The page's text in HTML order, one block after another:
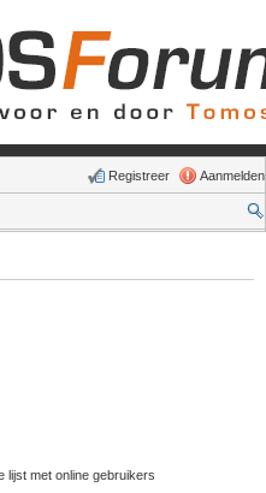
Aanmelden
Registreer
lijst met online gebruikers